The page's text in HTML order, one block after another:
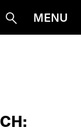
Suche
MENU